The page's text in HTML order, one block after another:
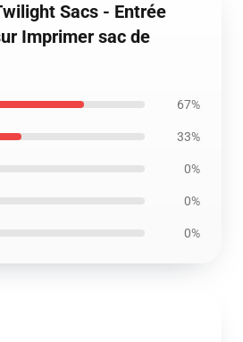
Sacs - Entrée
Imprimer sac de
67%
33%
0%
0%
0%